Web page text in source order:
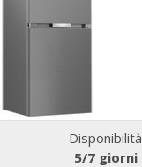
Disponibilità
5/7 giorni